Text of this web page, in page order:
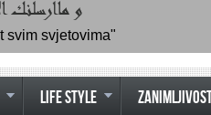
svim svjetovima"
LIFE STYLE